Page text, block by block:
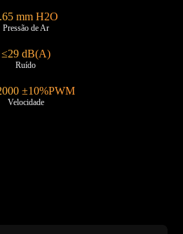
mm H2O
Pressão de Ar
≤29 dB(A)
Ruído
±10%PWM
Velocidade